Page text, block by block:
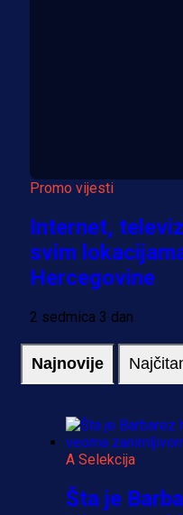
Promo vijesti
Internet,
svim
Hercegovine
2 sedmica 3 dan
Najnovije
A Selekcija
Šta je